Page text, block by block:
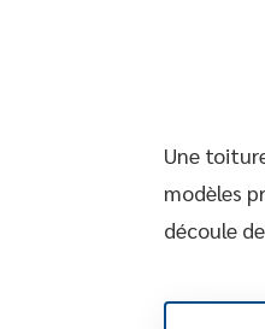
Une
modèles
découle